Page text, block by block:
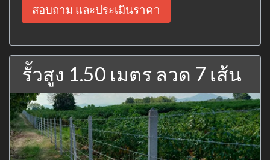
สอบถาม และประเมินราคา
รั้วสูง 1.50 เมตร ลวด 7 เส้น